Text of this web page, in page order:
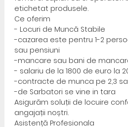
etichetat produsele.
Ce oferim
- Locuri de Muncă Stabile
-cazarea este pentru 1-2
sau pensiuni
-mancare sau bani de
- salariu de la 1800 de euro la
-contracte de munca pe 2,3
-de Sarbatori se vine in tara
Asigurăm soluții de locuire
angajații noștri.
Asistență Profesionala